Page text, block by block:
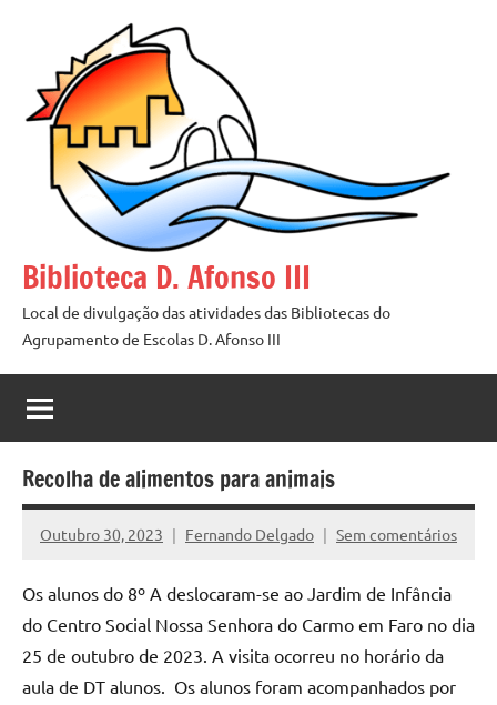
conteúdo
Biblioteca D. Afonso III
Local de divulgação das atividades das Bibliotecas do
Agrupamento de Escolas D. Afonso III
Recolha de alimentos para animais
Outubro 30, 2023 Fernando Delgado Sem comentários
Os alunos do 8º A deslocaram-se ao Jardim de Infância
do Centro Social Nossa Senhora do Carmo em Faro no dia
25 de outubro de 2023. A visita ocorreu no horário da
aula de DT alunos. Os alunos foram acompanhados por